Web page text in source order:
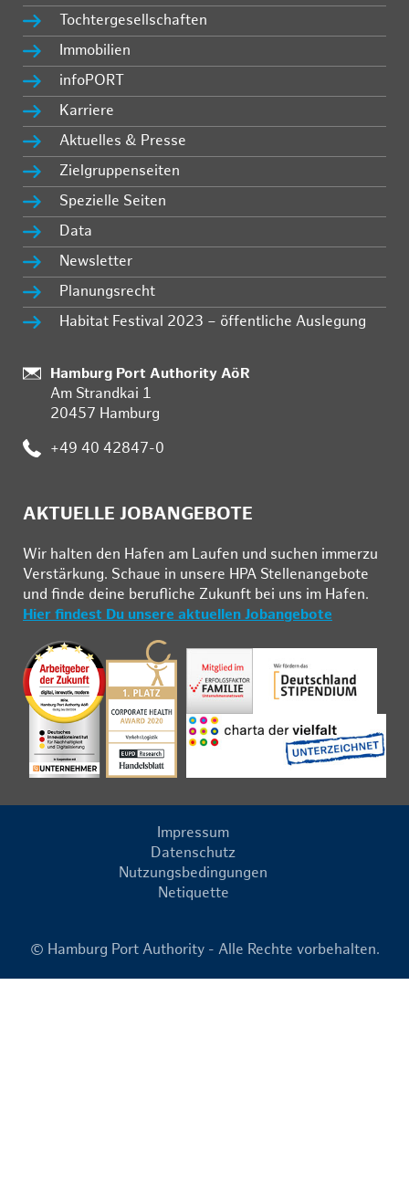
Tochtergesellschaften
Immobilien
infoPORT
Karriere
Aktuelles & Presse
Zielgruppenseiten
Spezielle Seiten
Data
Newsletter
Planungsrecht
Habitat Festival 2023 – öffentliche Auslegung
Standort:
Hamburg Port Authority AöR
Am Strandkai 1
20457 Hamburg
Telefon:
+49 40 42847-0
AKTUELLE JOBANGEBOTE
Wir hal­ten den Ha­fen am Lau­fen und su­chen im­mer­zu
Ver­stär­kung. Schau­e in un­se­re HPA Stel­len­an­ge­bo­te
und fin­de deine be­ruf­li­che Zu­kunft bei uns im Ha­fen.
Hier findest Du unsere aktuellen Jobangebote
Impressum
Datenschutz
Nutzungsbedingungen
Netiquette
© Hamburg Port Authority - Alle Rechte vorbehalten.